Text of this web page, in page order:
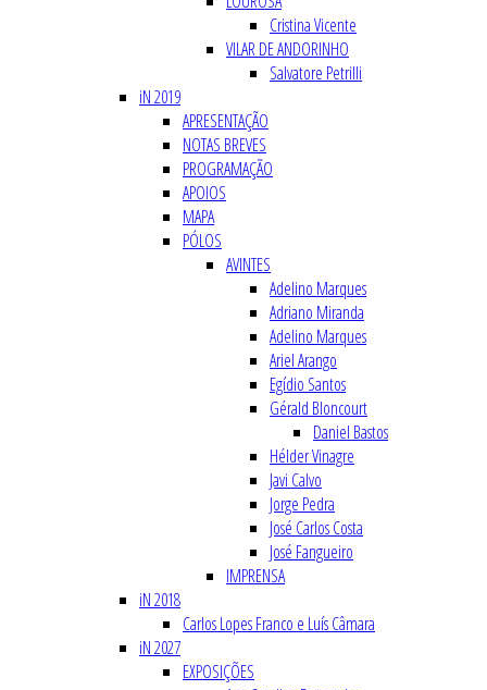
Cristina Vicente
VILAR DE ANDORINHO
Salvatore Petrilli
iN 2019
APRESENTAÇÃO
NOTAS BREVES
PROGRAMAÇÃO
APOIOS
MAPA
PÓLOS
AVINTES
Adelino Marques
Adriano Miranda
Adelino Marques
Ariel Arango
Egídio Santos
Gérald Bloncourt
Daniel Bastos
Hélder Vinagre
Javi Calvo
Jorge Pedra
José Carlos Costa
José Fangueiro
IMPRENSA
iN 2018
Carlos Lopes Franco e Luís Câmara
iN 2027
EXPOSIÇÕES